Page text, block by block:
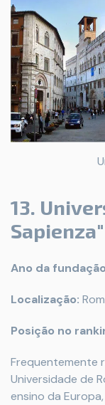
13.
Sapienza"
Ano da
Localização:
Posição no
Frequentemente
Universidade de
ensino da